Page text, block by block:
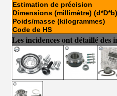
Estimation de précision
Dimensions (millimètre) (d*D*b)
Poids/masse (kilogrammes)
Code de HS
Les incidences ont détaillé des